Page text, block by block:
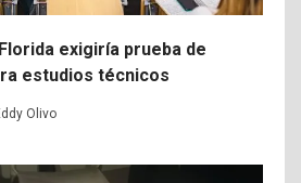
exigiría prueba de
estudios técnicos
Olivo